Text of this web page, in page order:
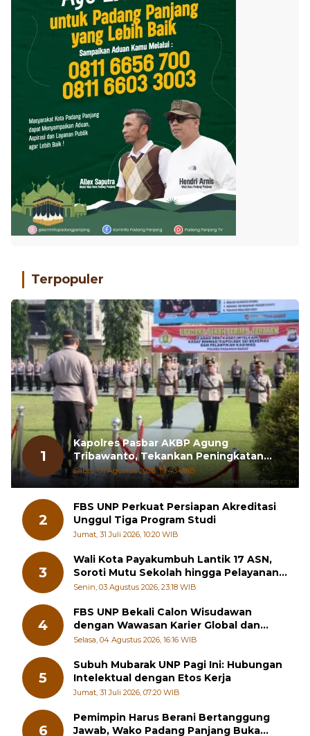
Terpopuler
1
Kapolres Pasbar AKBP Agung
Tribawanto, Tekankan Peningkatan
Pelayanan dan Sinergi dengan
Masyarakat
Sabtu, 01 Agustus 2026, 19:43 WIB
2
FBS UNP Perkuat Persiapan Akreditasi
Unggul Tiga Program Studi
Jumat, 31 Juli 2026, 10:20 WIB
3
Wali Kota Payakumbuh Lantik 17 ASN,
Soroti Mutu Sekolah hingga Pelayanan
RSUD
Senin, 03 Agustus 2026, 23:18 WIB
4
FBS UNP Bekali Calon Wisudawan
dengan Wawasan Karier Global dan
Kewirausahaan Kreatif
Selasa, 04 Agustus 2026, 16:16 WIB
5
Subuh Mubarak UNP Pagi Ini: Hubungan
Intelektual dengan Etos Kerja
Jumat, 31 Juli 2026, 07:20 WIB
6
Pemimpin Harus Berani Bertanggung
Jawab, Wako Padang Panjang Buka